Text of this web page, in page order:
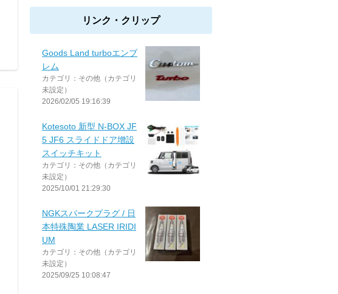
リンク・クリップ
Goods Land turboエンブ
レム
カテゴリ：その他（カテゴリ
未設定）
2026/02/05 19:16:39
Kotesoto 新型 N-BOX JF
5 JF6 スライドドア增設
スイッチキット
カテゴリ：その他（カテゴリ
未設定）
2025/10/01 21:29:30
NGKスパークプラグ / 日
本特殊陶業 LASER IRIDI
UM
カテゴリ：その他（カテゴリ
未設定）
2025/09/25 10:08:47